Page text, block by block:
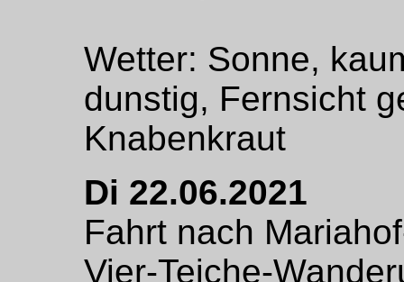
Wetter: Sonne,
dunstig, Fernsicht
Knabenkraut
Di 22.06.2021
Fahrt nach
Vier-Teiche-